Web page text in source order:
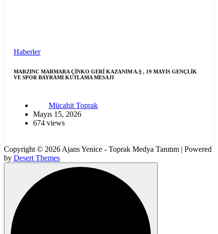
Haberler
MARZINC MARMARA ÇİNKO GERİ KAZANIM A.Ş , 19 MAYIS GENÇLİK
VE SPOR BAYRAMI KUTLAMA MESAJI
Mücahit Toprak
Mayıs 15, 2026
674 views
Copyright © 2026 Ajans Yenice - Toprak Medya Tanıtım | Powered
by Desert Themes